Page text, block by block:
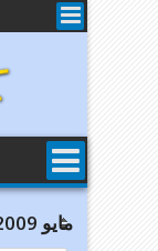
مايو 2009